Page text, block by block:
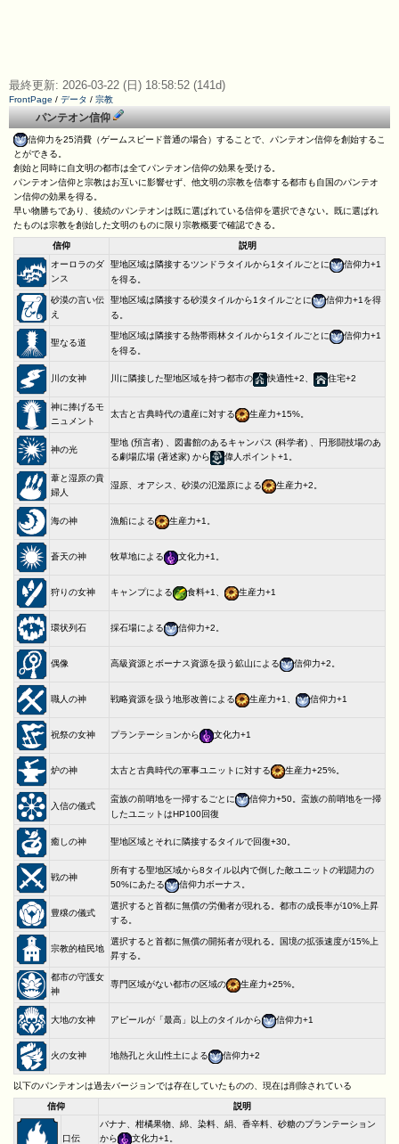
最終更新: 2026-03-22 (日) 18:58:52 (141d)
FrontPage / データ / 宗教
パンテオン信仰
信仰力を25消費（ゲームスピード普通の場合）することで、パンテオン信仰を創始するこ
とができる。
創始と同時に自文明の都市は全てパンテオン信仰の効果を受ける。
パンテオン信仰と宗教はお互いに影響せず、他文明の宗教を信奉する都市も自国のパンテオ
ン信仰の効果を得る。
早い物勝ちであり、後続のパンテオンは既に選ばれている信仰を選択できない。既に選ばれ
たものは宗教を創始した文明のものに限り宗教概要で確認できる。
信仰
説明
オーロラのダ
ンス
聖地区域は隣接するツンドラタイルから1タイルごとに
信仰力+1
を得る。
砂漠の言い伝
え
聖地区域は隣接する砂漠タイルから1タイルごとに
信仰力+1を得
る。
聖なる道
聖地区域は隣接する熱帯雨林タイルから1タイルごとに
信仰力+1
を得る。
川の女神 川に隣接した聖地区域を持つ都市の 快適性+2、 住宅+2
神に捧げるモ
ニュメント
太古と古典時代の遺産に対する 生産力+15%。
神の光
聖地 (預言者) 、図書館のあるキャンパス (科学者) 、円形闘技場のあ
る劇場広場 (著述家) から
偉人ポイント+1。
葦と湿原の貴
婦人
湿原、オアシス、砂漠の氾濫原による 生産力+2。
海の神 漁船による 生産力+1。
蒼天の神 牧草地による 文化力+1。
狩りの女神 キャンプによる 食料+1、 生産力+1
環状列石 採石場による 信仰力+2。
偶像 高級資源とボーナス資源を扱う鉱山による 信仰力+2。
職人の神 戦略資源を扱う地形改善による 生産力+1、 信仰力+1
祝祭の女神 プランテーションから 文化力+1
炉の神 太古と古典時代の軍事ユニットに対する 生産力+25%。
入信の儀式
蛮族の前哨地を一掃するごとに
信仰力+50。蛮族の前哨地を一掃
したユニットはHP100回復
癒しの神 聖地区域とそれに隣接するタイルで回復+30。
戦の神
所有する聖地区域から8タイル以内で倒した敵ユニットの戦闘力の
50%にあたる
信仰力ボーナス。
豊穣の儀式
選択すると首都に無償の労働者が現れる。都市の成長率が10%上昇
する。
宗教的植民地
選択すると首都に無償の開拓者が現れる。国境の拡張速度が15%上
昇する。
都市の守護女
神
専門区域がない都市の区域の 生産力+25%。
大地の女神 アピールが「最高」以上のタイルから 信仰力+1
火の女神 地熱孔と火山性土による 信仰力+2
以下のパンテオンは過去バージョンでは存在していたものの、現在は削除されている
信仰 説明
口伝
バナナ、柑橘果物、綿、染料、絹、香辛料、砂糖のプランテーション
から
文化力+1。